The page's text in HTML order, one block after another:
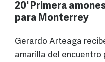
20' Primera
para Monterrey
Gerardo Arteaga
amarilla del encuentro